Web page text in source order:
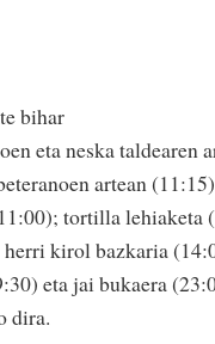
bihar
eta neska taldearen
artean
tortilla lehiaketa
kirol bazkaria
eta jai bukaera
dira.